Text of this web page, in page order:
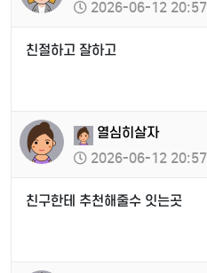
2026-06-12 20:57
친절하고 잘하고
열심히살자
2026-06-12 20:57
친구한테 추천해줄수 잇는곳